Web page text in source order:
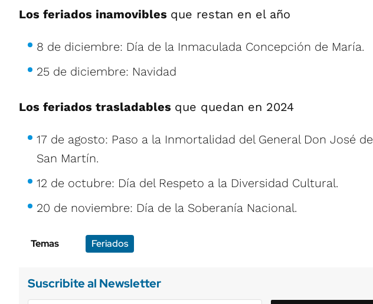
Los feriados inamovibles que restan en el año
8 de diciembre: Día de la Inmaculada Concepción de María.
25 de diciembre: Navidad
Los feriados trasladables que quedan en 2024
17 de agosto: Paso a la Inmortalidad del General Don José de
San Martín.
12 de octubre: Día del Respeto a la Diversidad Cultural.
20 de noviembre: Día de la Soberanía Nacional.
Temas Feriados
Suscribite al Newsletter